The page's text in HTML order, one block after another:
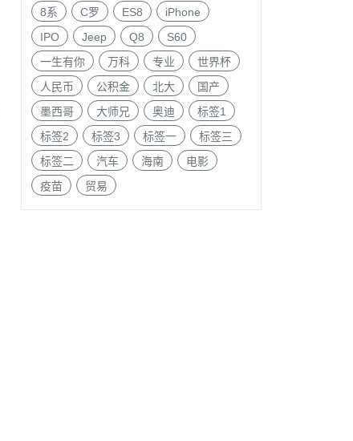
8系 C罗 ES8
iPhone
IPO
Jeep Q8
S60
一生有你
万科 专业
世界杯
人民币
公积金 北大
国产
墨西哥
大师兄 奥迪
标签1
标签2
标签3 标签一
标签三
标签二
汽车 海南
电影
疫苗
贸易